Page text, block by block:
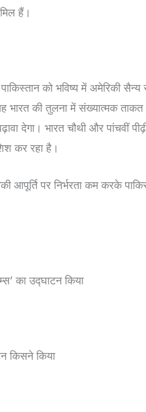
हैं।
को भविष्य में अमेरिकी सैन्य
भारत की तुलना में संख्यात्मक ताकत
देगा। भारत चौथी और पांचवीं
कर रहा है।
पर निर्भरता कम करके
का उद्घाटन किया
किसने किया